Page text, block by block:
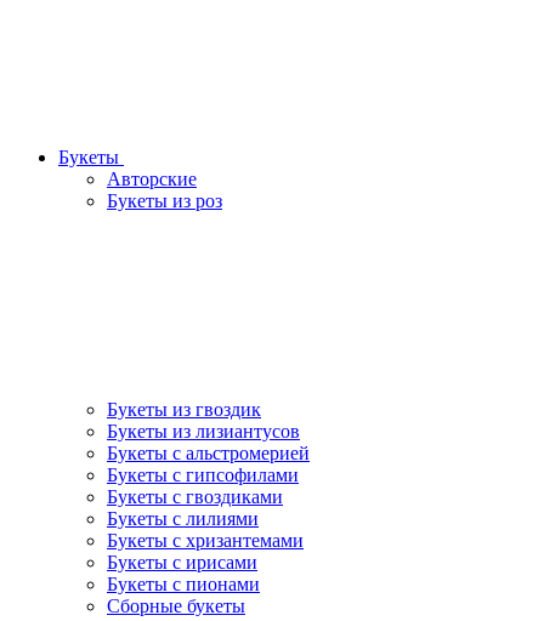
Букеты
Авторские
Букеты из роз
Букеты из гвоздик
Букеты из лизиантусов
Букеты с альстромерией
Букеты с гипсофилами
Букеты с гвоздиками
Букеты с лилиями
Букеты с хризантемами
Букеты с ирисами
Букеты с пионами
Сборные букеты